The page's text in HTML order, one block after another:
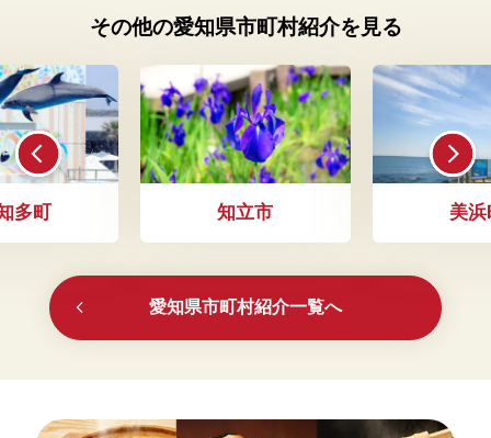
その他の愛知県市町村紹介を見る
多町 知立市 美浜
愛知県市町村紹介一覧へ